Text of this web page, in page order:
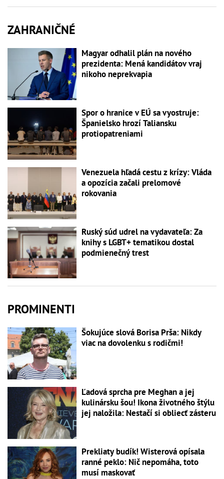
ZAHRANIČNÉ
Magyar odhalil plán na nového
prezidenta: Mená kandidátov vraj
nikoho neprekvapia
Spor o hranice v EÚ sa vyostruje:
Španielsko hrozí Taliansku
protiopatreniami
Venezuela hľadá cestu z krízy: Vláda
a opozícia začali prelomové
rokovania
Ruský súd udrel na vydavateľa: Za
knihy s LGBT+ tematikou dostal
podmienečný trest
PROMINENTI
Šokujúce slová Borisa Prša: Nikdy
viac na dovolenku s rodičmi!
Ľadová sprcha pre Meghan a jej
kulinársku šou! Ikona životného štýlu
jej naložila: Nestačí si obliecť zásteru
Prekliaty budík! Wisterová opísala
ranné peklo: Nič nepomáha, toto
musí maskovať